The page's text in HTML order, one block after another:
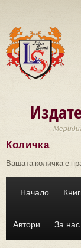
Количка
Вашата количка е
Начало
Автори За нас